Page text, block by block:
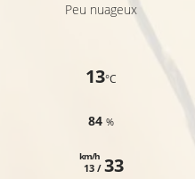
Peu nuageux
13°C
84%
13 /
km/h 33